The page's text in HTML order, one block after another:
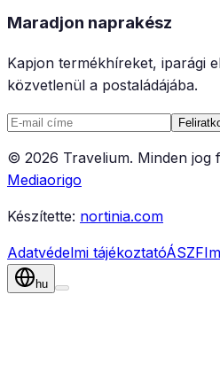
Maradjon naprakész
Kapjon termékhíreket, iparági
közvetlenül a postaládájába.
© 2026 Travelium. Minden jog
Mediaorigo
Készítette: nortinia.com
Adatvédelmi tájékoztatóÁSZF
hu